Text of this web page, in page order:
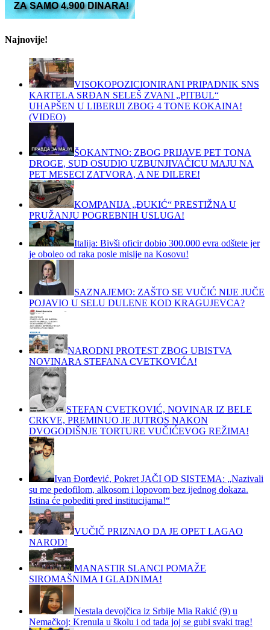
Najnovije!
VISOKOPOZICIONIRANI PRIPADNIK SNS
KARTELA SRĐAN SELEŠ ZVANI „PITBUL“
UHAPŠEN U LIBERIJI ZBOG 4 TONE KOKAINA!
(VIDEO)
ŠOKANTNO: ZBOG PRIJAVE PET TONA
DROGE, SUD OSUDIO UZBUNJIVAČICU MAJU NA
PET MESECI ZATVORA, A NE DILERE!
KOMPANIJA „ĐUKIĆ“ PRESTIŽNA U
PRUŽANJU POGREBNIH USLUGA!
Italija: Bivši oficir dobio 300.000 evra odštete jer
je oboleo od raka posle misije na Kosovu!
SAZNAJEMO: ZAŠTO SE VUČIĆ NIJE JUČE
POJAVIO U SELU DULENE KOD KRAGUJEVCA?
NARODNI PROTEST ZBOG UBISTVA
NOVINARA STEFANA CVETKOVIĆA!
STEFAN CVETKOVIĆ, NOVINAR IZ BELE
CRKVE, PREMINUO JE JUTROS NAKON
DVOGODIŠNJE TORTURE VUČIĆEVOG REŽIMA!
Ivan Đorđević, Pokret JAČI OD SISTEMA: „Nazivali
su me pedofilom, alkosom i lopovom bez ijednog dokaza.
Istina će pobediti pred institucijama!“
VUČIČ PRIZNAO DA JE OPET LAGAO
NAROD!
MANASTIR SLANCI POMAŽE
SIROMAŠNIMA I GLADNIMA!
Nestala devojčica iz Srbije Mia Rakić (9) u
Nemačkoj: Krenula u školu i od tada joj se gubi svaki trag!